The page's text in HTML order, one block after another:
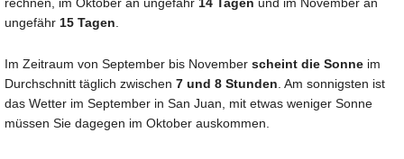
ungefähr 15 Tagen
Im Zeitraum von September bis November scheint die Sonne im
Durchschnitt täglich zwischen 7 und 8 Stunden . Am sonnigsten ist
das Wetter im September in San Juan, mit etwas weniger Sonne
müssen Sie dagegen im Oktober auskommen.